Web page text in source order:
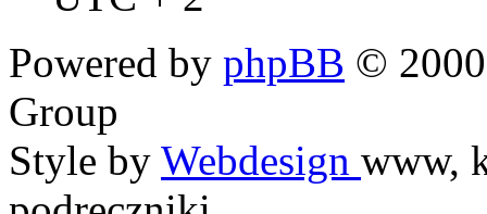
Powered by phpBB ©
Group
Style by Webdesign www,